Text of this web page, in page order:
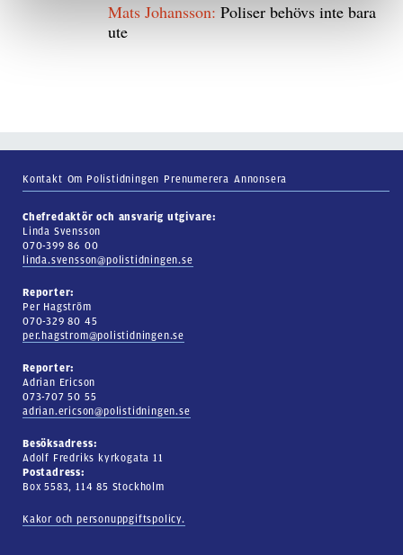
Mats Johansson: Poliser behövs inte bara
ute
Kontakt Om Polistidningen Prenumerera Annonsera
Chefredaktör och ansvarig utgivare:
Linda Svensson
070-399 86 00
linda.svensson@polistidningen.se
Reporter:
Per Hagström
070-329 80 45
per.hagstrom@polistidningen.se
Reporter:
Adrian Ericson
073-707 50 55
adrian.ericson@polistidningen.se
Besöksadress:
Adolf Fredriks kyrkogata 11
Postadress:
Box 5583, 114 85 Stockholm
Kakor och personuppgiftspolicy.